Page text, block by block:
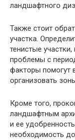
ландшафтного
Также стоит
участка.
тенистые
проблемы с
факторы помогут
организовать
Кроме того,
ландшафтным
и ее
необходимость